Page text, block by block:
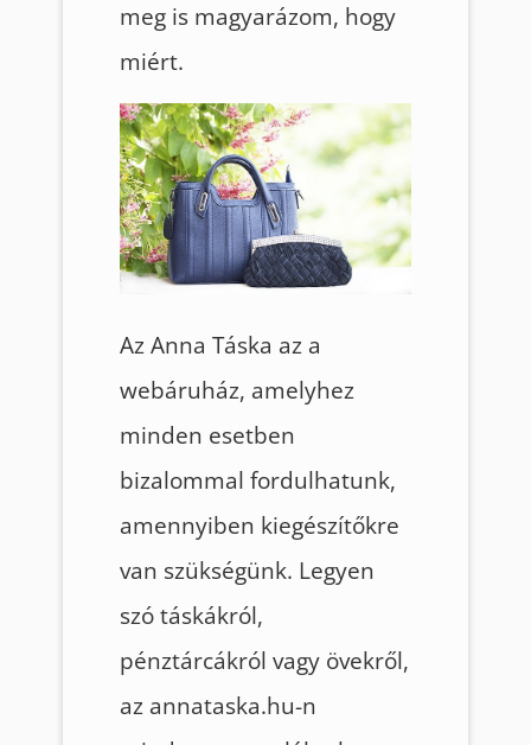
meg is magyarázom, hogy
miért.
Az Anna Táska az a
webáruház, amelyhez
minden esetben
bizalommal fordulhatunk,
amennyiben kiegészítőkre
van szükségünk. Legyen
szó táskákról,
pénztárcákról vagy övekről,
az annataska.hu-n